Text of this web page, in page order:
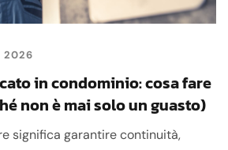
2026
in condominio: cosa fare
non è mai solo un guasto)
significa garantire continuità,